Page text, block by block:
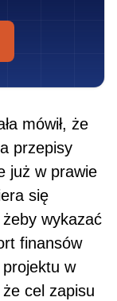
mówił, że
przepisy
już w prawie
się
wykazać
finansów
w
cel zapisu